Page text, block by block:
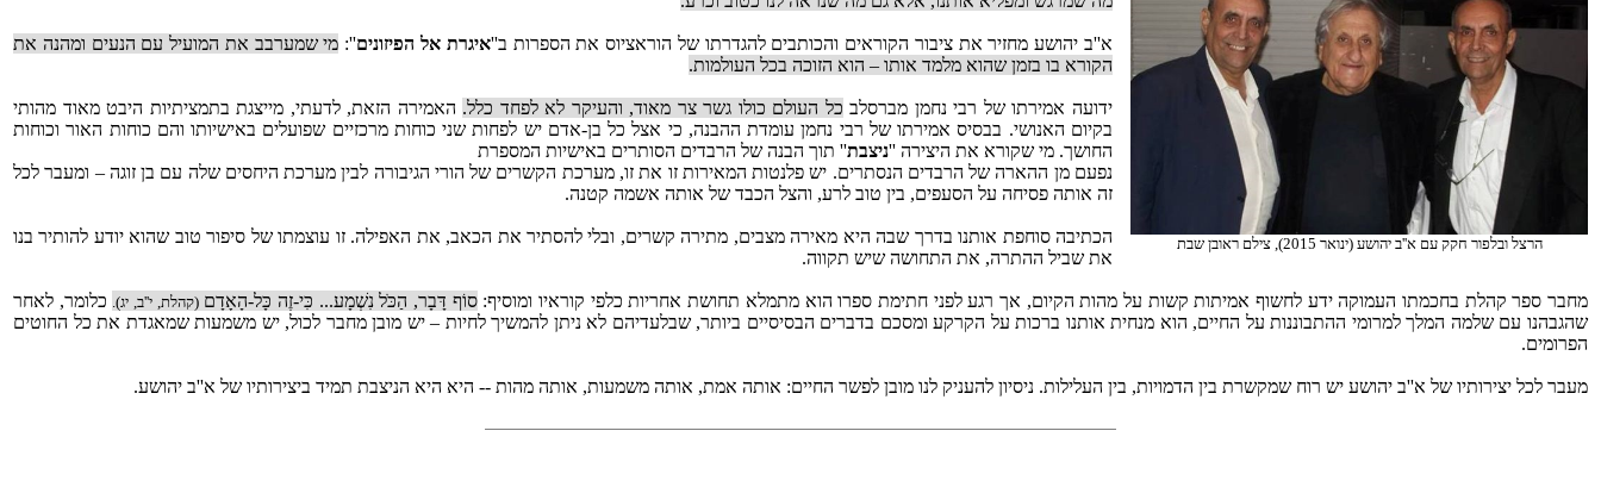
הרצל ובלפור חקק עם א''ב יהושע (ינואר 2015), צילם ראובן שבת
א''ב יהושע מחזיר את ציבור הקוראים והכותבים להגדרתו של הוראציוס את הספרות ב''איגרת אל הפיזונים'': מי שמערבב את המועיל עם הנעים ומהנה את
הקורא בו בזמן שהוא מלמד אותו – הוא הזוכה בכל העולמות.
ידועה אמירתו של רבי נחמן מברסלב כל העולם כולו גשר צר מאוד, והעיקר לא לפחד כלל. האמירה הזאת, לדעתי, מייצגת בתמציתיות היבט מאוד מהותי
בקיום האנושי. בבסיס אמירתו של רבי נחמן עומדת ההבנה, כי אצל כל בן-אדם יש לפחות שני כוחות מרכזיים שפועלים באישיותו והם כוחות האור וכוחות
החושך. מי שקורא את היצירה ''ניצבת'' תוך הבנה של הרבדים הסותרים באישיות המספרת
נפעם מן ההארה של הרבדים הנסתרים. יש פלנטות המאירות זו את זו, מערכת הקשרים של הורי הגיבורה לבין מערכת היחסים שלה עם בן זוגה – ומעבר לכל
זה אותה פסיחה על הסעפים, בין טוב לרע, והצל הכבד של אותה אשמה קטנה.
הכתיבה סוחפת אותנו בדרך שבה היא מאירה מצבים, מתירה קשרים, ובלי להסתיר את הכאב, את האפילה. זו עוצמתו של סיפור טוב שהוא יודע להותיר בנו
את שביל ההתרה, את התחושה שיש תקווה.
מחבר ספר קהלת בחכמתו העמוקה ידע לחשוף אמיתות קשות על מהות הקיום, אך רגע לפני חתימת ספרו הוא מתמלא תחושת אחריות כלפי קוראיו ומוסיף:סוֹף דָּבָר, הַכֹּל נִשְׁמָע... כִּי-זֶה כָּל-הָאָדָם(קהלת, י''ב, יג). כלומר, לאחר
שהגבהנו עם שלמה המלך למרומי ההתבוננות על החיים, הוא מנחית אותנו ברכות על הקרקע ומסכם בדברים הבסיסיים ביותר, שבלעדיהם לא ניתן להמשיך לחיות – יש מובן מחבר לכול, יש משמעות שמאגדת את כל החוטים
הפרומים.
מעבר לכל יצירותיו של א''ב יהושע יש רוח שמקשרת בין הדמויות, בין העלילות. ניסיון להעניק לנו מובן לפשר החיים: אותה אמת, אותה משמעות, אותה מהות -- היא היא הניצבת תמיד ביצירותיו של א''ב יהושע.